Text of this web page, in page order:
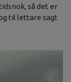
så det er
til lettare sagt